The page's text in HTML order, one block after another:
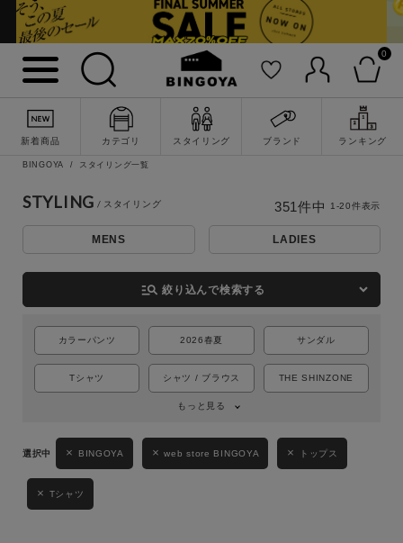
0
新着商品 カテゴリ スタイリング ブランド ランキング
詳細検索
BINGOYA スタイリング一覧
STYLING
MENS LADIES
manage_search 絞り込んで検索する
カラーパンツ 2026春夏 サンダル
Tシャツ シャツ / ブラウス THE SHINZONE
もっと見る
BINGOYA web store BINGOYA トップス
Tシャツ
351 件中 1-20件表示